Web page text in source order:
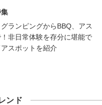
ランピングからBBQ、アス
非日常体験を存分に堪能で
スポットを紹介
ンド